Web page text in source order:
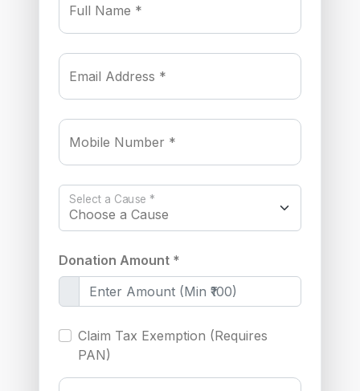
Full Name *
Email Address *
Mobile Number *
Select a Cause *
Donation Amount *
Claim Tax Exemption (Requires
PAN)